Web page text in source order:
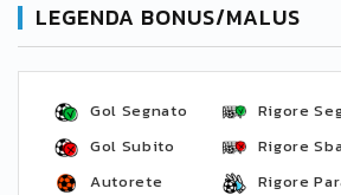
LEGENDA BONUS/MALUS
Gol Segnato
Gol Subito
Autorete
Rigore
Rigore
Rigore